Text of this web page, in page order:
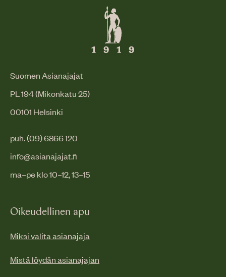
Suomen Asianajajat
PL 194 (Mikonkatu 25)
00101 Helsinki
puh. (09) 6866 120
info@asianajajat.fi
ma–pe klo 10–12, 13–15
Oikeudellinen apu
Miksi valita asianajaja
Mistä löydän asianajajan